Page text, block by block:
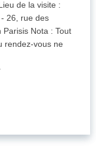
de la visite :
26, rue des
Nota : Tout
rendez-vous ne